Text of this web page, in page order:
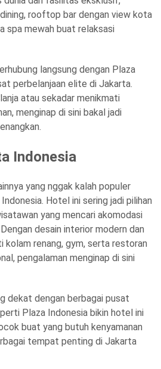
rooftop bar dengan view kota
spa mewah buat relaksasi
langsung dengan Plaza
perbelanjaan elite di Jakarta.
atau sekadar menikmati
menginap di sini bakal jadi
Indonesia
yang nggak kalah populer
Hotel ini sering jadi pilihan
yang mencari akomodasi
desain interior modern dan
renang, gym, serta restoran
pengalaman menginap di sini
dekat dengan berbagai pusat
Plaza Indonesia bikin hotel ini
buat yang butuh kenyamanan
tempat penting di Jakarta